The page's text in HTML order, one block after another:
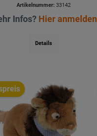
Artikelnummer:33142
Infos? Hier anmelden
Details